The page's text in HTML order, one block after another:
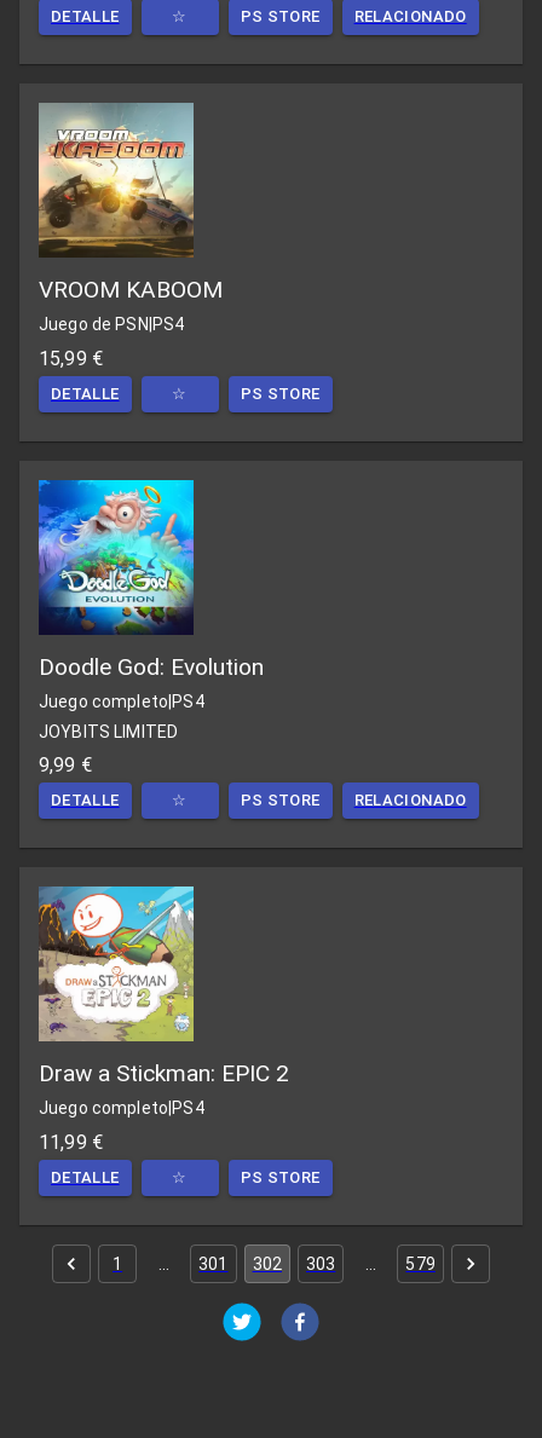
DETALLE ☆ PS STORE RELACIONADO
VROOM KABOOM
Juego de PSN PS4
15,99 €
DETALLE ☆ PS STORE
Doodle God: Evolution
Juego completo PS4
JOYBITS LIMITED
9,99 €
DETALLE ☆ PS STORE RELACIONADO
Draw a Stickman: EPIC 2
Juego completo PS4
11,99 €
DETALLE ☆ PS STORE
1 301 302 303 579